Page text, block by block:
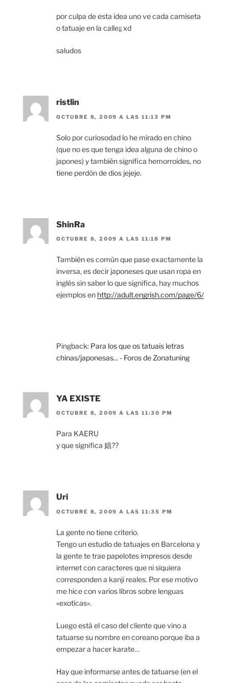
por culpa de esta idea uno ve cada camiseta
o tatuaje en la calle¡¡ xd
saludos
ristlin
OCTUBRE 8, 2009 A LAS 11:13 PM
Solo por curiosodad lo he mirado en chino
(que no es que tenga idea alguna de chino o
japones) y también significa hemorroides, no
tiene perdón de dios jejeje.
ShinRa
OCTUBRE 8, 2009 A LAS 11:18 PM
También es común que pase exactamente la
inversa, es decir japoneses que usan ropa en
inglés sin saber lo que significa, hay muchos
ejemplos en http://adult.engrish.com/page/6/
Pingback: Para los que os tatuais letras
chinas/japonesas... - Foros de Zonatuning
YA EXISTE
OCTUBRE 8, 2009 A LAS 11:30 PM
Para KAERU
y que significa 娼??
Uri
OCTUBRE 8, 2009 A LAS 11:35 PM
La gente no tiene criterio.
Tengo un estudio de tatuajes en Barcelona y
la gente te trae papelotes impresos desde
internet con caracteres que ni siquiera
corresponden a kanji reales. Por ese motivo
me hice con varios libros sobre lenguas
«exoticas».
Luego está el caso del cliente que vino a
tatuarse su nombre en coreano porque iba a
empezar a hacer karate…
Hay que informarse antes de tatuarse (en el